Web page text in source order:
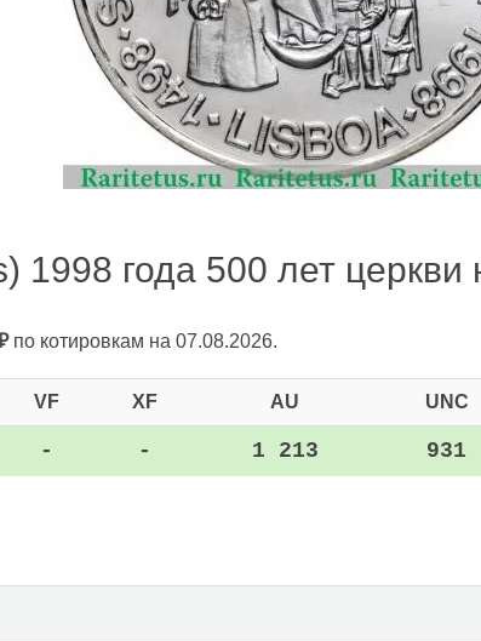
1998 года 500 лет церкви
по котировкам на 07.08.2026.
VF XF AU UNC
- - 1 213 931